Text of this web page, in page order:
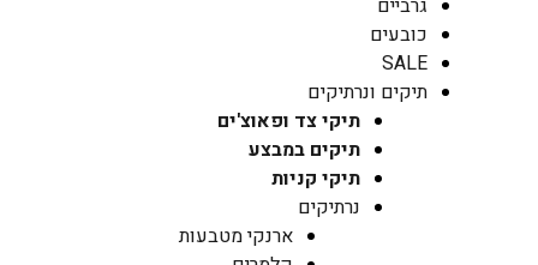
גרביים
כובעים
SALE
תיקים ונרתיקים
תיקי צד ופאוצ'ים
תיקים במבצע
תיקי קניות
נרתיקים
ארנקי מטבעות